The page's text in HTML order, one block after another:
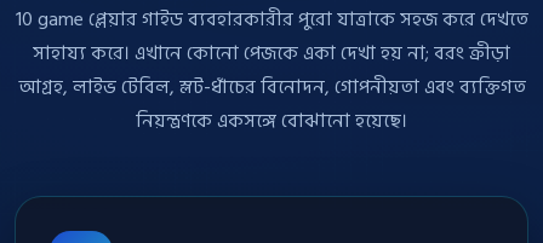
10 game প্লেয়ার গাইড ব্যবহারকারীর পুরো যাত্রাকে সহজ করে দেখতে
সাহায্য করে। এখানে কোনো পেজকে একা দেখা হয় না; বরং ক্রীড়া
আগ্রহ, লাইভ টেবিল, স্লট-ধাঁচের বিনোদন, গোপনীয়তা এবং ব্যক্তিগত
নিয়ন্ত্রণকে একসঙ্গে বোঝানো হয়েছে।